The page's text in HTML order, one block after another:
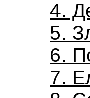
4.
5.
6.
7.